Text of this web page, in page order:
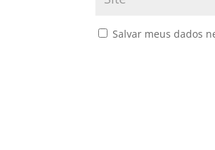
Salvar meus dados